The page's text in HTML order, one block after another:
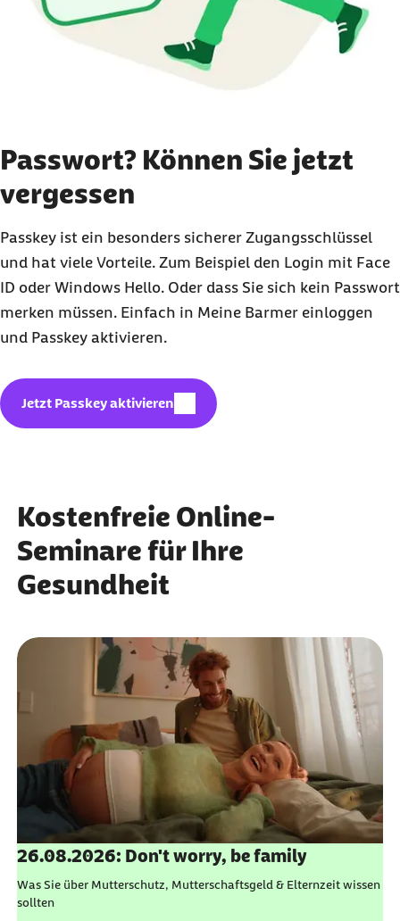
Passwort? Können Sie jetzt
vergessen
Passkey ist ein besonders sicherer Zugangsschlüssel
und hat viele Vorteile. Zum Beispiel den Login mit Face
ID oder Windows Hello. Oder dass Sie sich kein Passwort
merken müssen. Einfach in Meine Barmer einloggen
und Passkey aktivieren.
Geschützter Inhalt:
Jetzt Passkey aktivieren
Kostenfreie Online-
Seminare für Ihre
Gesundheit
26.08.2026: Don't worry, be family
Was Sie über Mutterschutz, Mutterschaftsgeld & Elternzeit wissen
sollten